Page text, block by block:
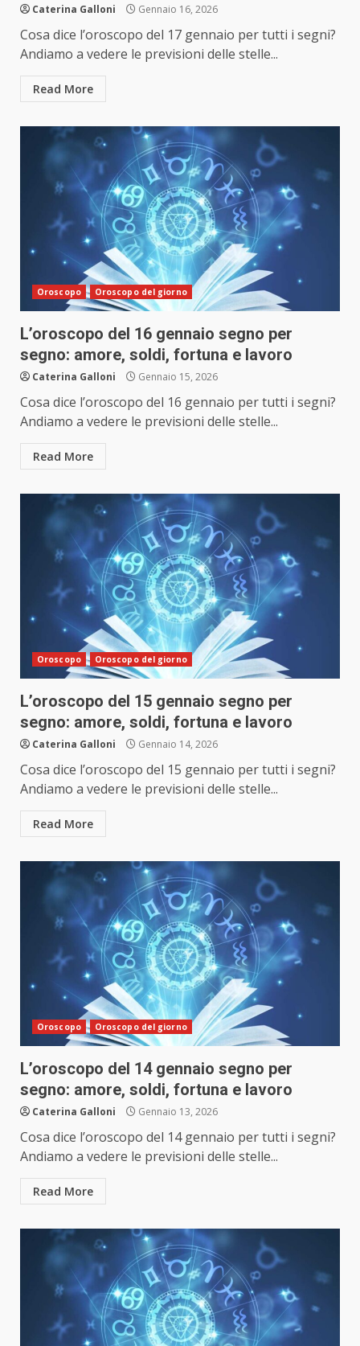
Caterina Galloni Gennaio 16, 2026
Cosa dice l’oroscopo del 17 gennaio per tutti i segni?
Andiamo a vedere le previsioni delle stelle...
Read More
Oroscopo Oroscopo del giorno
L’oroscopo del 16 gennaio segno per
segno: amore, soldi, fortuna e lavoro
Caterina Galloni Gennaio 15, 2026
Cosa dice l’oroscopo del 16 gennaio per tutti i segni?
Andiamo a vedere le previsioni delle stelle...
Read More
Oroscopo Oroscopo del giorno
L’oroscopo del 15 gennaio segno per
segno: amore, soldi, fortuna e lavoro
Caterina Galloni Gennaio 14, 2026
Cosa dice l’oroscopo del 15 gennaio per tutti i segni?
Andiamo a vedere le previsioni delle stelle...
Read More
Oroscopo Oroscopo del giorno
L’oroscopo del 14 gennaio segno per
segno: amore, soldi, fortuna e lavoro
Caterina Galloni Gennaio 13, 2026
Cosa dice l’oroscopo del 14 gennaio per tutti i segni?
Andiamo a vedere le previsioni delle stelle...
Read More